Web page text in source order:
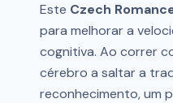
Este Czech
para melhorar a
cognitiva. Ao correr
cérebro a saltar a
reconhecimento, um